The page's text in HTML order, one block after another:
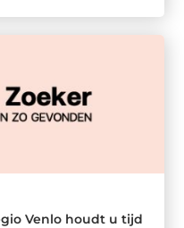
Venlo houdt u tijd